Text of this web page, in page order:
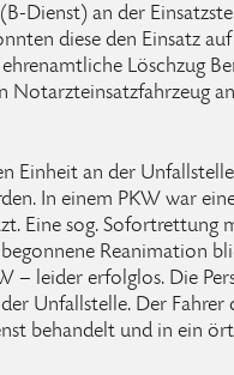
Dienst) an der
diese den Einsatz
Löschzug
Notarzteinsatzfahrzeug
Einheit an der
In einem PKW war
Eine sog. Sofortrettung
Reanimation
– leider erfolglos. Die
Unfallstelle. Der
behandelt und in ein